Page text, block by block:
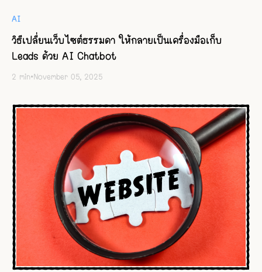
AI
วิธีเปลี่ยนเว็บไซต์ธรรมดา ให้กลายเป็นเครื่องมือเก็บ
Leads ด้วย AI Chatbot
2 min•November 05, 2025